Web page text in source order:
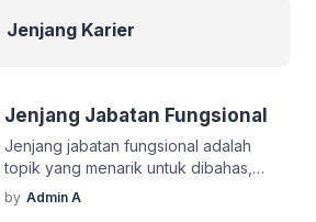
Jenjang Karier
Jenjang Jabatan Fungsional
Jenjang jabatan fungsional adalah
topik yang menarik untuk dibahas,
terutama bagi Anda yang sedang meniti
karier di sektor publik atau profesional
by Admin A